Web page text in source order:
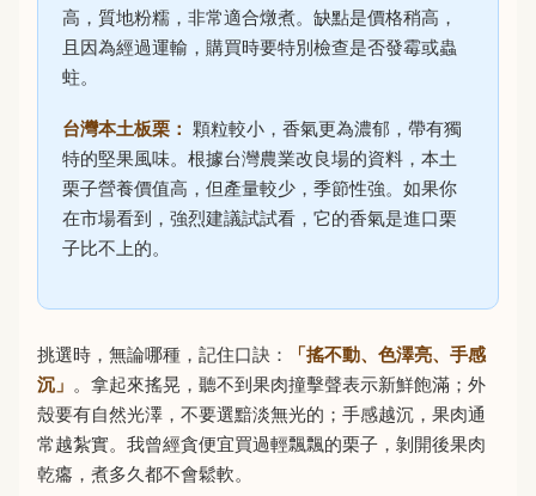
高，質地粉糯，非常適合燉煮。缺點是價格稍高，
且因為經過運輸，購買時要特別檢查是否發霉或蟲
蛀。
台灣本土板栗： 顆粒較小，香氣更為濃郁，帶有獨
特的堅果風味。根據台灣農業改良場的資料，本土
栗子營養價值高，但產量較少，季節性強。如果你
在市場看到，強烈建議試試看，它的香氣是進口栗
子比不上的。
挑選時，無論哪種，記住口訣：
「搖不動、色澤亮、手感
沉」 。拿起來搖晃，聽不到果肉撞擊聲表示新鮮飽滿；外
殼要有自然光澤，不要選黯淡無光的；手感越沉，果肉通
常越紮實。我曾經貪便宜買過輕飄飄的栗子，剝開後果肉
乾癟，煮多久都不會鬆軟。